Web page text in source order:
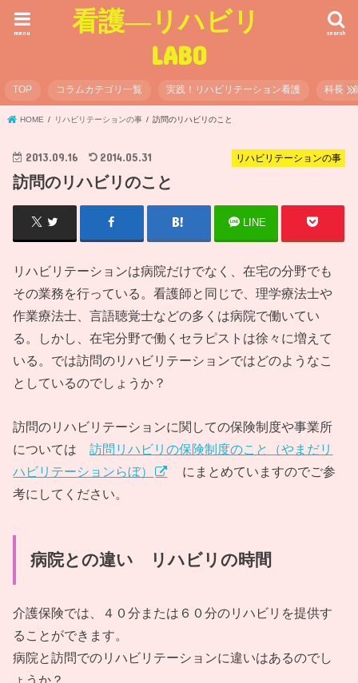
看護―リハビリ
LABO
search
menu
TOP コラムカテゴリ一覧 実践！リハビリテーション看護 科長・
HOME リハビリテーションの事 訪問のリハビリのこと
リハビリテーションの事
2013.09.16 2014.05.31
訪問のリハビリのこと
LINE
リハビリテーションは病院だけでなく、在宅の分野でも
その業務を行っている。看護師と同じで、理学療法士や
作業療法士、言語聴覚士などの多くは病院で働いてい
る。しかし、在宅分野で働くセラピストは徐々に増えて
いる。では訪問のリハビリテーションではどのようなこ
としているのでしょうか？
訪問のリハビリテーションに関しての保険制度や事業所
については訪問リハビリの保険制度のこと（やまだリ
ハビリテーションらぼ）
にまとめていますのでご参
考にしてください。
病院との違い リハビリの時間
介護保険では、４０分または６０分のリハビリを提供す
ることができます。
病院と訪問でのリハビリテーションに違いはあるのでし